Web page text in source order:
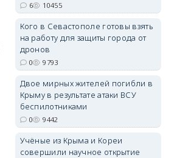
erid: 2SDnjdvhGXG
6 10455
Кого в Севастополе готовы взять
на работу для защиты города от
дронов
0 9793
Двое мирных жителей погибли в
Крыму в результате атаки ВСУ
беспилотниками
0 9442
Учёные из Крыма и Кореи
совершили научное открытие